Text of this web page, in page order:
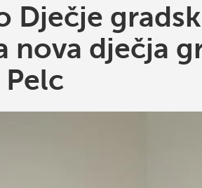
Dječje
nova dječja